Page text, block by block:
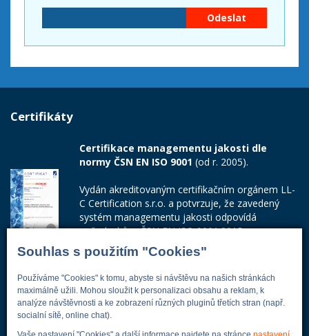
Souhlas s použitím "Cookies"
Používáme "Cookies" k tomu, abyste si návštěvu na našich stránkách
maximálně užili. Mohou sloužit k personalizaci obsahu a reklam, k
analýze návštěvnosti a ke zobrazení různých pluginů třetích stran (např.
socialní sítě, online chat).
Certifikáty
Certifikace managementu jakosti dle
normy ČSN EN ISO 9001 (od r. 2005).
Vydán akreditovaným certifikačním orgánem LL-
C Certification s.r.o. a potvrzuje, že zavedený
systém managementu jakosti odpovídá
požadavkům ČSN EN ISO 9001:2015.
Číslo certifikátu: 42014103
Adresa firmy